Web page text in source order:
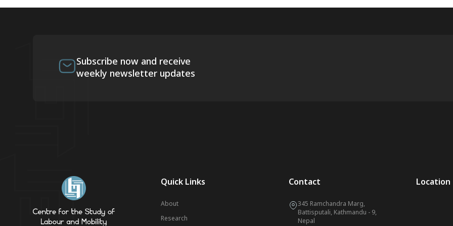
Subscribe now and receive
weekly newsletter updates
Quick Links
About
Research
Contact
345 Ramchandra Marg,
Battisputali, Kathmandu - 9,
Nepal
Location